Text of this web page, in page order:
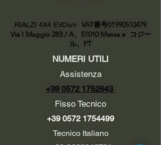
RIALZI 4X4 EVOsrl- VAT番号01990510479
Via I Maggio 283 / A、51010 Massa e コジー
ル、PT
NUMERI UTILI
Assistenza
+39 0572 1752643
Fisso Tecnico
+39 0572 1754499
Tecnico Italiano